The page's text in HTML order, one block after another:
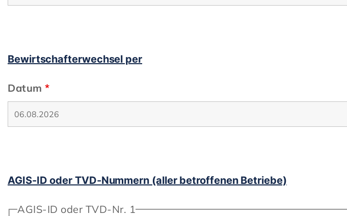
Bewirtschafterwechsel per
Datum *
AGIS-ID oder TVD-Nummern (aller betroffenen Betriebe)
AGIS-ID oder TVD-Nr. 1